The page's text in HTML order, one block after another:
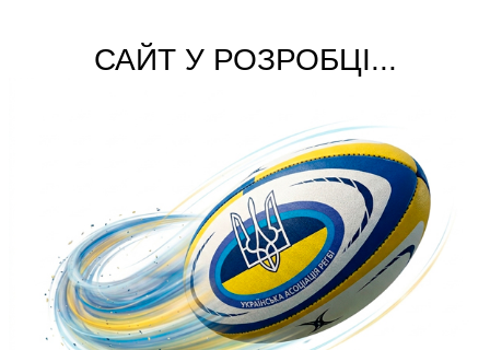
САЙТ У РОЗРОБЦІ...